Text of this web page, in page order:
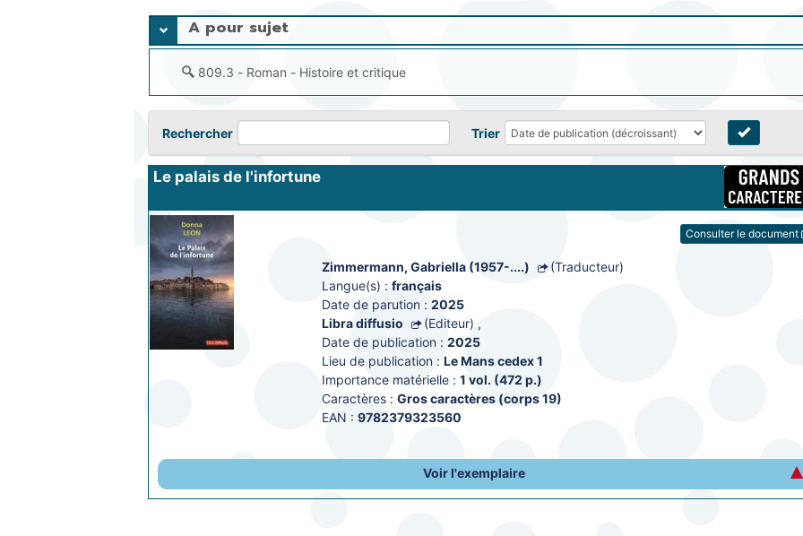
A pour sujet
809.3 - Roman - Histoire et critique
Rechercher Trier
Le palais de l'infortune
Consulter le document
Zimmermann, Gabriella (1957-....)
(Traducteur)
Langue(s) : français
Date de parution : 2025
Libra diffusio
(Editeur) ,
Date de publication : 2025
Lieu de publication : Le Mans cedex 1
Importance matérielle : 1 vol. (472 p.)
Caractères : Gros caractères (corps 19)
EAN : 9782379323560
Voir l'exemplaire